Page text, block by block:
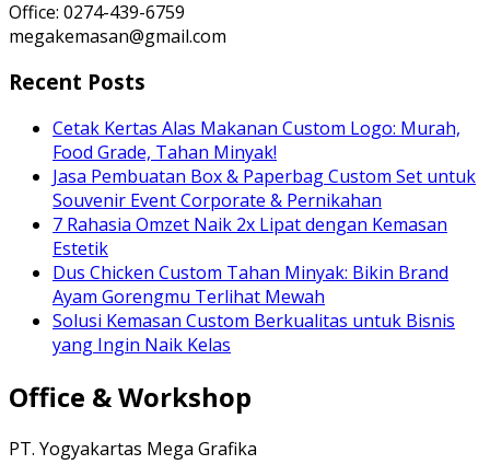
Office: 0274-439-6759
megakemasan@gmail.com
Recent Posts
Cetak Kertas Alas Makanan Custom Logo: Murah,
Food Grade, Tahan Minyak!
Jasa Pembuatan Box & Paperbag Custom Set untuk
Souvenir Event Corporate & Pernikahan
7 Rahasia Omzet Naik 2x Lipat dengan Kemasan
Estetik
Dus Chicken Custom Tahan Minyak: Bikin Brand
Ayam Gorengmu Terlihat Mewah
Solusi Kemasan Custom Berkualitas untuk Bisnis
yang Ingin Naik Kelas
Office & Workshop
PT. Yogyakartas Mega Grafika